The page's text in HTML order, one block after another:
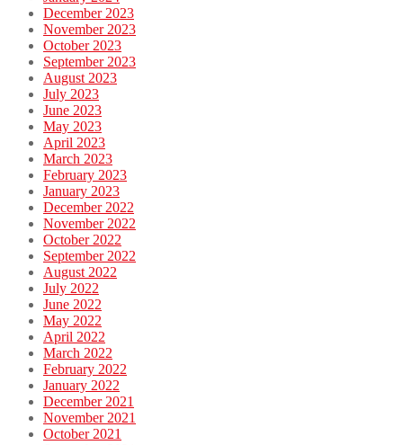
December 2023
November 2023
October 2023
September 2023
August 2023
July 2023
June 2023
May 2023
April 2023
March 2023
February 2023
January 2023
December 2022
November 2022
October 2022
September 2022
August 2022
July 2022
June 2022
May 2022
April 2022
March 2022
February 2022
January 2022
December 2021
November 2021
October 2021